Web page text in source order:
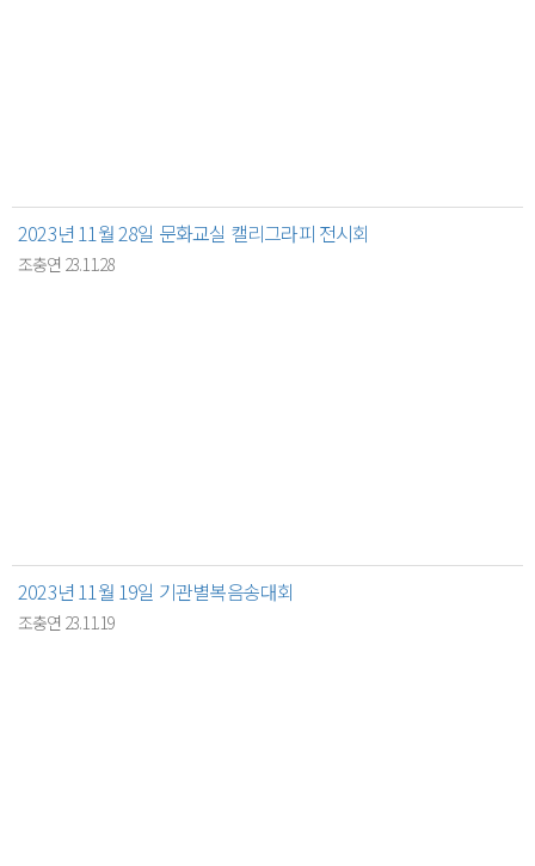
2023년 11월 28일 문화교실 캘리그라피 전시회
조충연 23.11.28
2023년 11월 19일 기관별복음송대회
조충연 23.11.19